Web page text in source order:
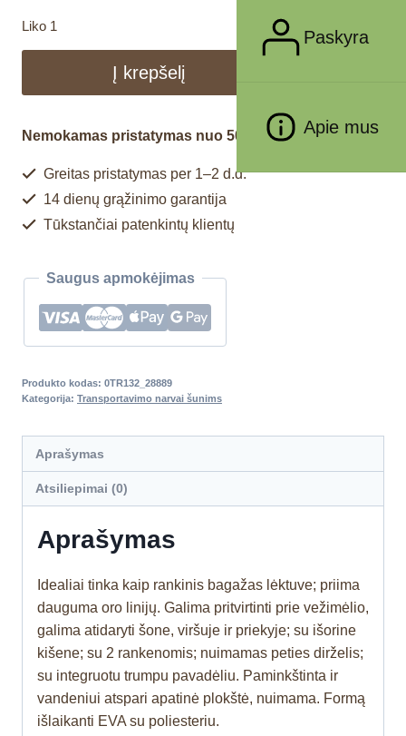
Paskyra
Apie mus
Liko 1
Į krepšelį
Nemokamas pristatymas nuo 50€
Greitas pristatymas per 1–2 d.d.
14 dienų grąžinimo garantija
Tūkstančiai patenkintų klientų
Saugus apmokėjimas
Produkto kodas: 0TR132_28889
Kategorija: Transportavimo narvai šunims
Aprašymas
Atsiliepimai (0)
Aprašymas
Idealiai tinka kaip rankinis bagažas lėktuve; priima
dauguma oro linijų. Galima pritvirtinti prie vežimėlio,
galima atidaryti šone, viršuje ir priekyje; su išorine
kišene; su 2 rankenomis; nuimamas peties dirželis;
su integruotu trumpu pavadėliu. Paminkštinta ir
vandeniui atspari apatinė plokštė, nuimama. Formą
išlaikanti EVA su poliesteriu.